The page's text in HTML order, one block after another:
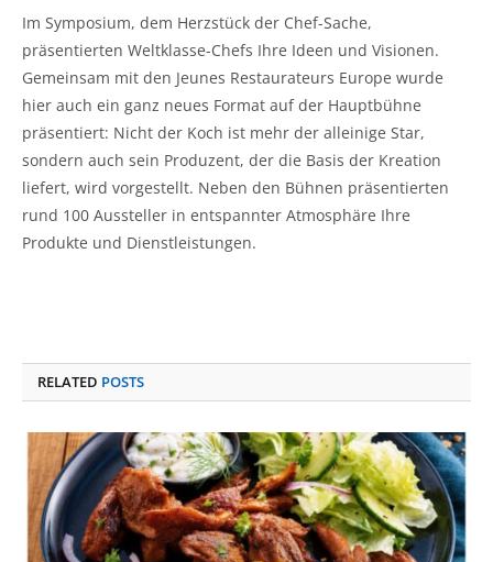
Im Symposium, dem Herzstück der Chef-Sache,
präsentierten Weltklasse-Chefs Ihre Ideen und Visionen.
Gemeinsam mit den Jeunes Restaurateurs Europe wurde
hier auch ein ganz neues Format auf der Hauptbühne
präsentiert: Nicht der Koch ist mehr der alleinige Star,
sondern auch sein Produzent, der die Basis der Kreation
liefert, wird vorgestellt. Neben den Bühnen präsentierten
rund 100 Aussteller in entspannter Atmosphäre Ihre
Produkte und Dienstleistungen.
RELATED POSTS